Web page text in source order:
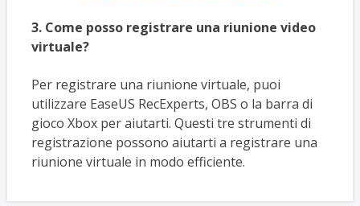
3. Come posso registrare una riunione video
virtuale?
Per registrare una riunione virtuale, puoi
utilizzare EaseUS RecExperts, OBS o la barra di
gioco Xbox per aiutarti. Questi tre strumenti di
registrazione possono aiutarti a registrare una
riunione virtuale in modo efficiente.